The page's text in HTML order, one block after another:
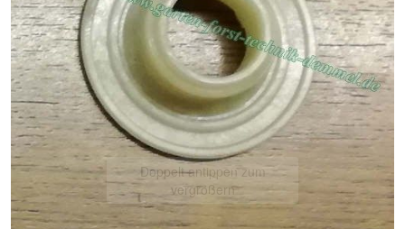
Doppelt antippen zum
vergrößern